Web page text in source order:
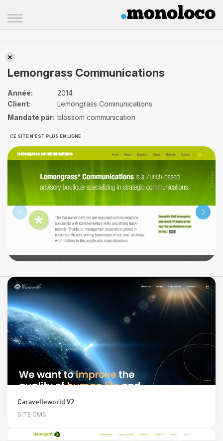
Lemongrass Communications
Année:
2014
Client:
Lemongrass Communications
Mandaté par: blossom communication
CE SITE N'EST PLUS EN LIGNE
Caravelleworld V2
SITE CMS